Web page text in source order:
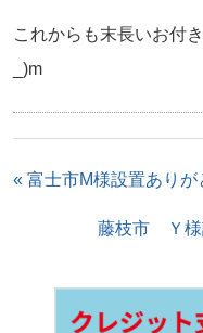
これからも末長いお付
_)m
« 富士市M様設置ありが
藤枝市 Ｙ様